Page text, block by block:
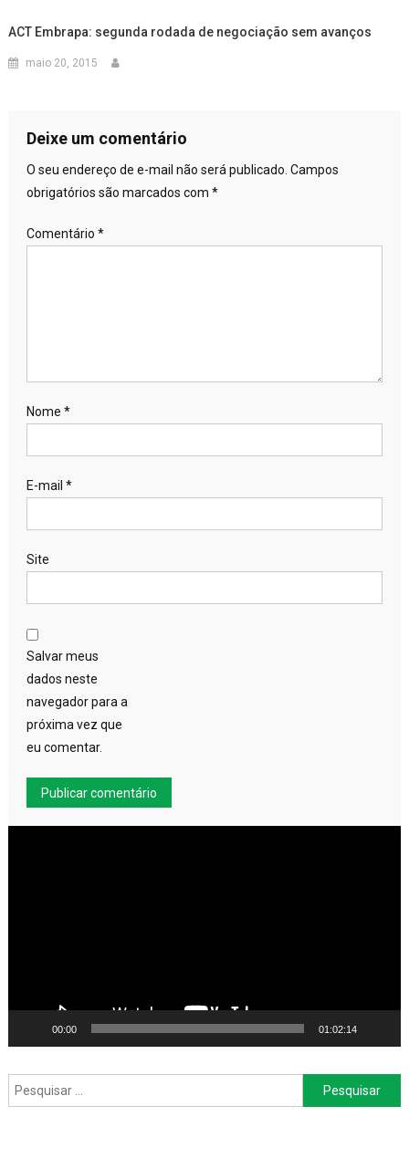
ACT Embrapa: segunda rodada de negociação sem avanços
maio 20, 2015
Deixe um comentário
O seu endereço de e-mail não será publicado. Campos
obrigatórios são marcados com *
Comentário *
Nome *
E-mail *
Site
Salvar meus
dados neste
navegador para a
próxima vez que
eu comentar.
00:00 01:02:14
Pesquisar
por: